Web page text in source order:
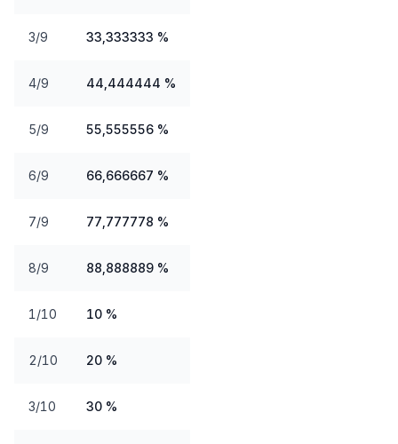
3/9 33,333333 %
4/9 44,444444 %
5/9 55,555556 %
6/9 66,666667 %
7/9 77,777778 %
8/9 88,888889 %
1/10 10 %
2/10 20 %
3/10 30 %